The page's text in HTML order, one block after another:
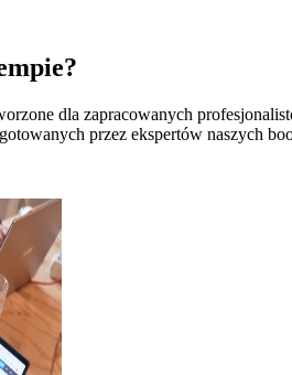
dla zapracowanych
przez ekspertów naszych